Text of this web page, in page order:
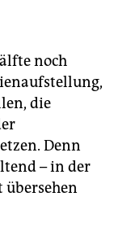
noch
die
Denn
– in der